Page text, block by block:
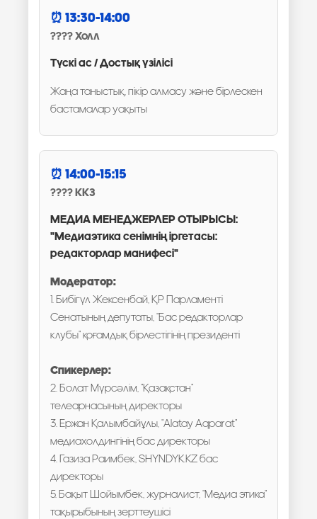
13:30-14:00
Холл
Түскі ас / Достық үзілісі
Жаңа таныстық, пікір алмасу және бірлескен
бастамалар уақыты
14:00-15:15
ККЗ
МЕДИА МЕНЕДЖЕРЛЕР ОТЫРЫСЫ:
"Медиаэтика сенімнің іргетасы:
редакторлар манифесі"
Модератор:
1. Бибігүл Жексенбай, ҚР Парламенті
Сенатының депутаты, "Бас редакторлар
клубы" қоғамдық бірлестігінің президенті
Спикерлер:
2. Болат Мүрсәлім, "Қазақстан"
телеарнасының директоры
3. Ержан Қалымбайұлы, "Alatay Aqparat"
медиахолдингінің бас директоры
4. Газиза Раимбек, SHYNDYK.KZ бас
директоры
5. Бақыт Шойымбек, журналист, "Медиа этика"
тақырыбының зерттеушісі